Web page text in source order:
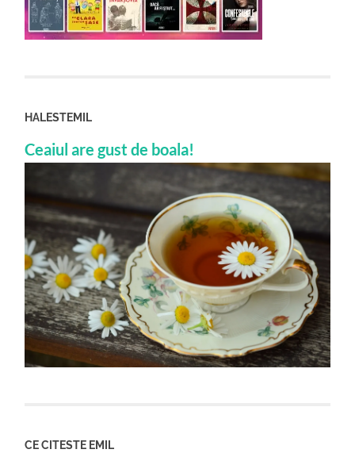
HALESTEMIL
Ceaiul are gust de boala!
CE CITESTE EMIL